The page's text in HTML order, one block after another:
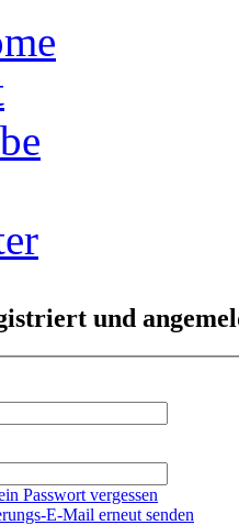
und
Passwort vergessen
E-Mail erneut senden